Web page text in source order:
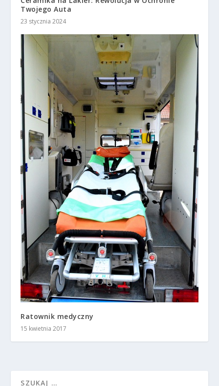
Twojego Auta
23 stycznia 2024
Ratownik medyczny
15 kwietnia 2017